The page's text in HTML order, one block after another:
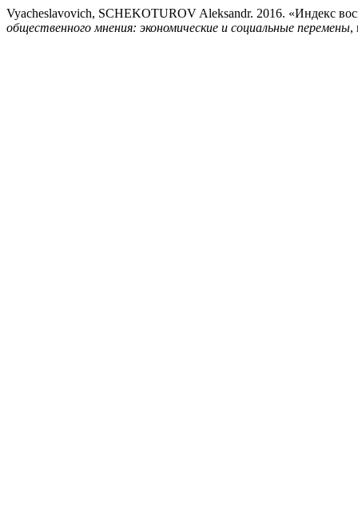
Vyacheslavovich, SCHEKOTUROV Aleksandr. 2016. «Индекс
общественного мнения: экономические и социальные перемены,